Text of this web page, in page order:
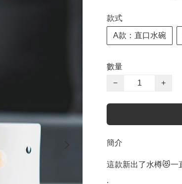
款式
A款：直口水碗
數量
−
+
簡介
這款新出了水樽😻一
.